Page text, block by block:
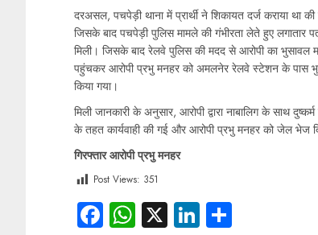
दरअसल, पचपेड़ी थाना में प्रार्थी ने शिकायत दर्ज कराया था
जिसके बाद पचपेड़ी पुलिस मामले की गंभीरता लेते हुए
मिली। जिसके बाद रेलवे पुलिस की मदद से आरोपी का भुसावल
पहुंचकर आरोपी प्रभु मनहर को अमलनेर रेलवे स्टेशन के पास
किया गया।
मिली जानकारी के अनुसार, आरोपी द्वारा नाबालिग के साथ
के तहत कार्यवाही की गई और आरोपी प्रभु मनहर को जेल भेज
गिरफ्तार आरोपी प्रभु मनहर
Post Views: 351
Facebook
WhatsApp
X LinkedIn